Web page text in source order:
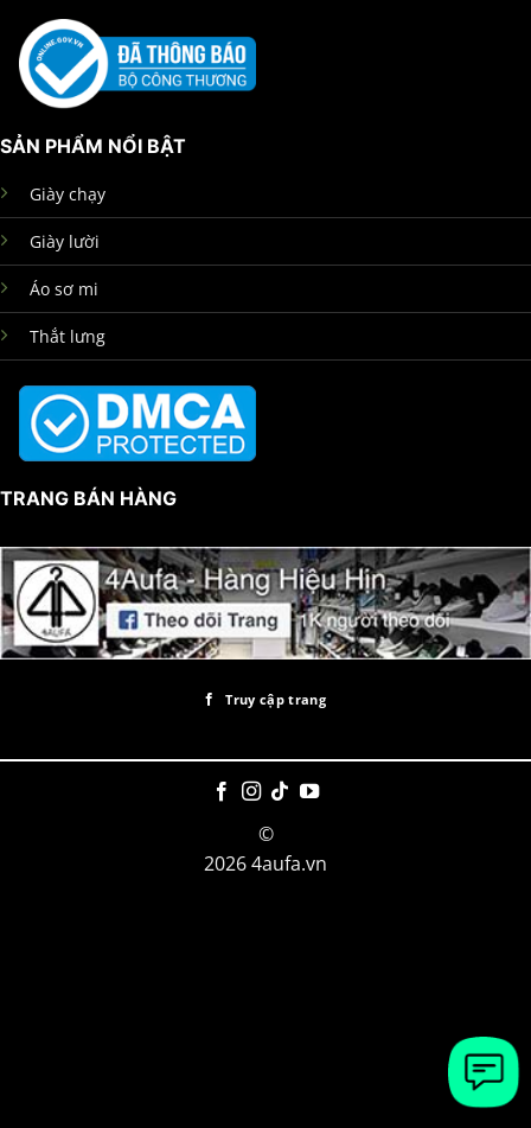
SẢN PHẨM NỔI BẬT
Giày chạy
Giày lười
Áo sơ mi
Thắt lưng
TRANG BÁN HÀNG
Truy cập trang
©
2026 4aufa.vn